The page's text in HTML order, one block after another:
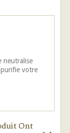
neutralise
purifie votre
Ont